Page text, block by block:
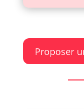
Proposer